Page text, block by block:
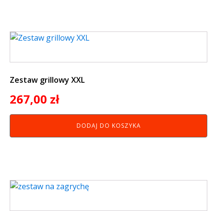
Zestaw grillowy XXL
267,00 zł
DODAJ DO KOSZYKA